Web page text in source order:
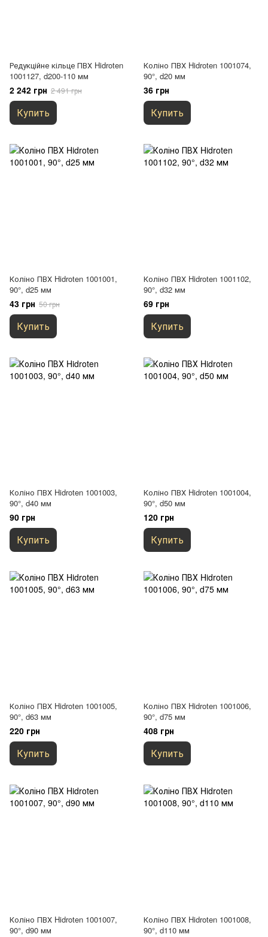
Редукційне кільце ПВХ Hidroten
1001127, d200-110 мм
2 242 грн 2 491 грн
Купить
Коліно ПВХ Hidroten 1001074,
90°, d20 мм
36 грн
Купить
Коліно ПВХ Hidroten 1001001,
90°, d25 мм
43 грн 50 грн
Купить
Коліно ПВХ Hidroten 1001102,
90°, d32 мм
69 грн
Купить
Коліно ПВХ Hidroten 1001003,
90°, d40 мм
90 грн
Купить
Коліно ПВХ Hidroten 1001004,
90°, d50 мм
120 грн
Купить
Коліно ПВХ Hidroten 1001005,
90°, d63 мм
220 грн
Купить
Коліно ПВХ Hidroten 1001006,
90°, d75 мм
408 грн
Купить
Коліно ПВХ Hidroten 1001007,
90°, d90 мм
Коліно ПВХ Hidroten 1001008,
90°, d110 мм